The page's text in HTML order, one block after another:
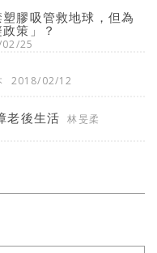
膠吸管救地球，但為
策」？
25
2018/02/12
老後生活
林旻柔